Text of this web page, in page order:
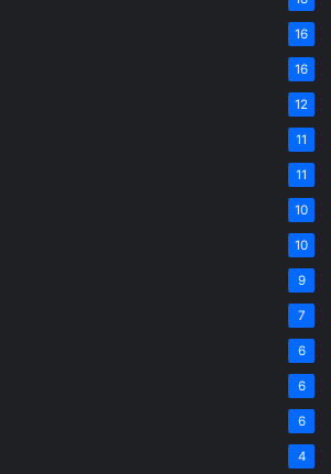
16
16
12
11
11
10
10
9
7
6
6
6
4